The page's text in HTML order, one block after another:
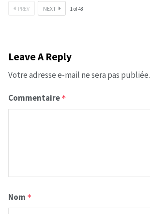
PREV NEXT 1of48
Leave A Reply
Votre adresse e-mail ne sera pas publiée.
Commentaire *
Nom *